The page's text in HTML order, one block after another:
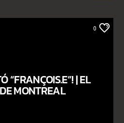
0
“FRANÇOIS.E”! | EL
MONTREAL